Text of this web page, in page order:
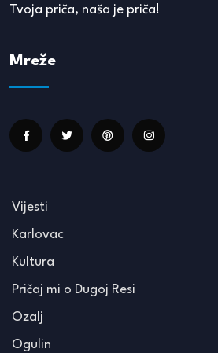
Tvoja priča, naša je priča!
Mreže
Vijesti
Karlovac
Kultura
Pričaj mi o Dugoj Resi
Ozalj
Ogulin